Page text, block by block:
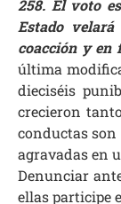
258. El voto
Estado
coacción y en
última
dieciséis
crecieron
conductas son
agravadas en
Denunciar
ellas participe